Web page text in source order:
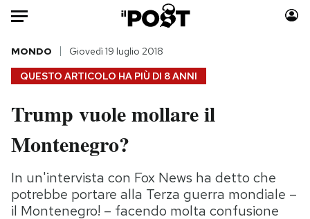
Auto
HOME
Italia
Politica
Tecnologia
Internet
Scienza
Moda
Storie/Idee
Ok Boomer!
Media
QUESTO ARTICOLO HA PIÙ DI 8 ANNI
MONDO Giovedì 19 luglio 2018
Trump vuole mollare il
Montenegro?
In un'intervista con Fox News ha detto che
potrebbe portare alla Terza guerra mondiale –
il Montenegro! – facendo molta confusione